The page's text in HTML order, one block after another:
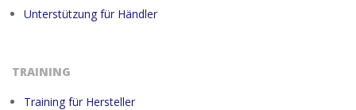
Unterstützung für Händler
TRAINING
Training für Hersteller